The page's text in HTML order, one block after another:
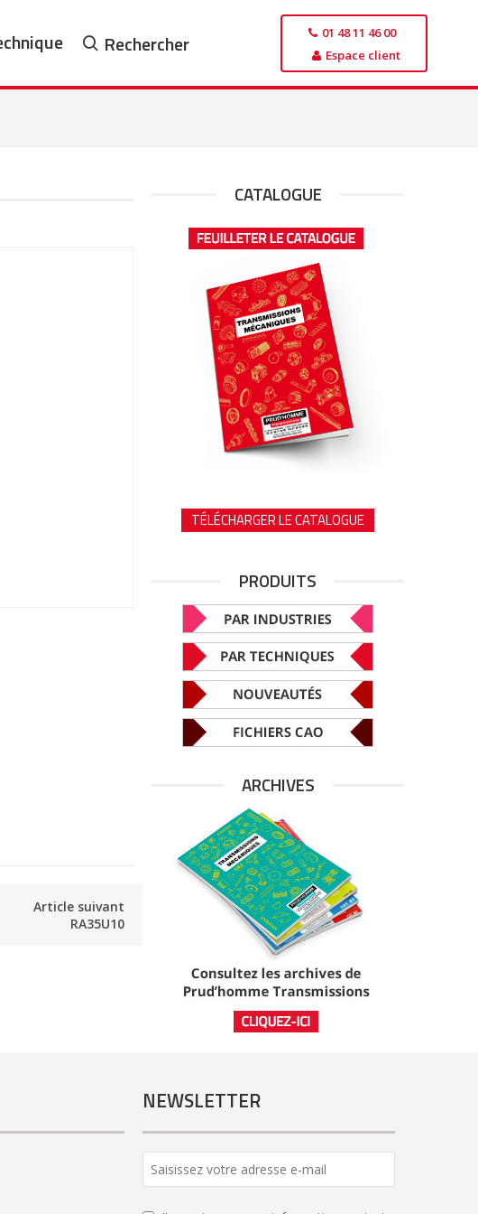
Rechercher
01 48 11 46 00
Espace client
Article suivant
RA35U10
CATALOGUE
TÉLÉCHARGER LE CATALOGUE
PRODUITS
ARCHIVES
NEWSLETTER